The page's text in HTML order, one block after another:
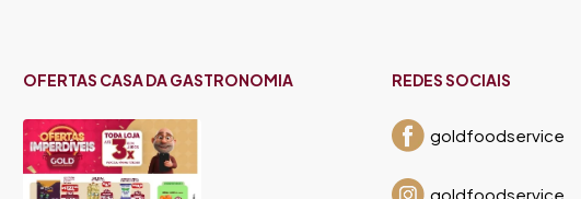
OFERTAS CASA DA GASTRONOMIA REDES SOCIAIS
goldfoodservice
goldfoodservice